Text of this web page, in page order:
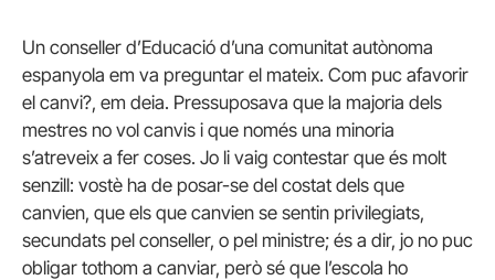
Un conseller d’Educació d’una comunitat autònoma
espanyola em va preguntar el mateix. Com puc afavorir
el canvi?, em deia. Pressuposava que la majoria dels
mestres no vol canvis i que només una minoria
s’atreveix a fer coses. Jo li vaig contestar que és molt
senzill: vostè ha de posar-se del costat dels que
canvien, que els que canvien se sentin privilegiats,
secundats pel conseller, o pel ministre; és a dir, jo no puc
obligar tothom a canviar, però sé que l’escola ho